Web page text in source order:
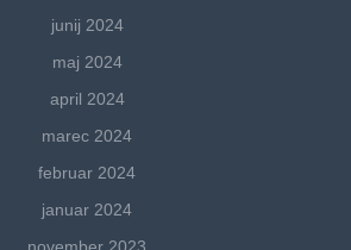
junij 2024
maj 2024
april 2024
marec 2024
februar 2024
januar 2024